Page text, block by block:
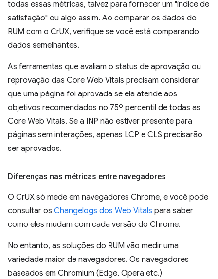
todas essas métricas, talvez para fornecer um "índice de
satisfação" ou algo assim. Ao comparar os dados do
RUM com o CrUX, verifique se você está comparando
dados semelhantes.
As ferramentas que avaliam o status de aprovação ou
reprovação das Core Web Vitals precisam considerar
que uma página foi aprovada se ela atende aos
objetivos recomendados no 75º percentil de todas as
Core Web Vitals. Se a INP não estiver presente para
páginas sem interações, apenas LCP e CLS precisarão
ser aprovados.
Diferenças nas métricas entre navegadores
O CrUX só mede em navegadores Chrome, e você pode
consultar os Changelogs dos Web Vitals para saber
como eles mudam com cada versão do Chrome.
No entanto, as soluções do RUM vão medir uma
variedade maior de navegadores. Os navegadores
baseados em Chromium (Edge, Opera etc.)